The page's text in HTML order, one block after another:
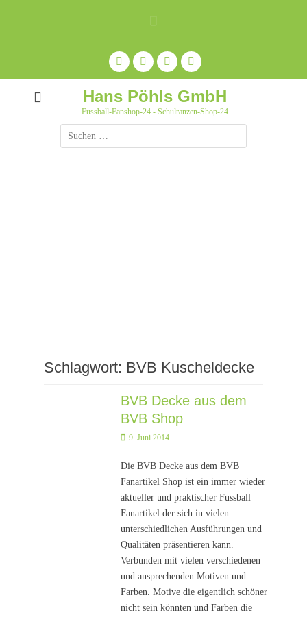
Facebook
Feed
Auf
Pinterest
pinnen
YouTube
Hans Pöhls GmbH
Fussball-Fanshop-24 - Schulranzen-Shop-24
Suche
nach:
Schlagwort: BVB Kuscheldecke
BVB Decke aus dem
BVB Shop
Posted
9. Juni 2014
Die BVB Decke aus dem BVB
Fanartikel Shop ist ein immer wieder
aktueller und praktischer Fussball
Fanartikel der sich in vielen
unterschiedlichen Ausführungen und
Qualitäten präsentieren kann.
Verbunden mit vielen verschiedenen
und ansprechenden Motiven und
Farben. Motive die eigentlich schöner
nicht sein könnten und Farben die